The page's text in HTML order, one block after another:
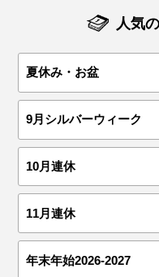
人気
夏休み・お盆
9月シルバーウィーク
10月連休
11月連休
年末年始2026-2027